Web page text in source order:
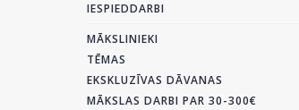
IESPIEDDARBI
MĀKSLINIEKI
TĒMAS
EKSKLUZĪVAS DĀVANAS
MĀKSLAS DARBI PAR 30-300€